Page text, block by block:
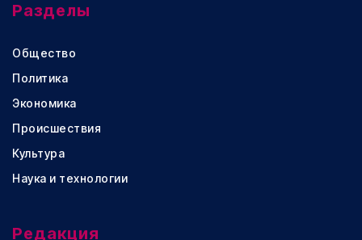
Разделы
Общество
Политика
Экономика
Происшествия
Культура
Наука и технологии
Редакция